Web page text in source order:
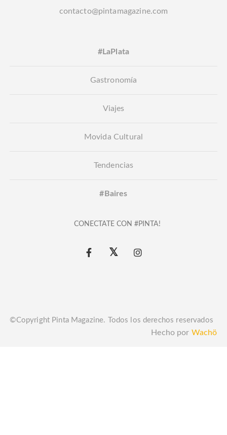
contacto@pintamagazine.com
#LaPlata
Gastronomía
Viajes
Movida Cultural
Tendencias
#Baires
CONECTATE CON #PINTA!
©Copyright Pinta Magazine. Todos los derechos reservados
Hecho por Wachö